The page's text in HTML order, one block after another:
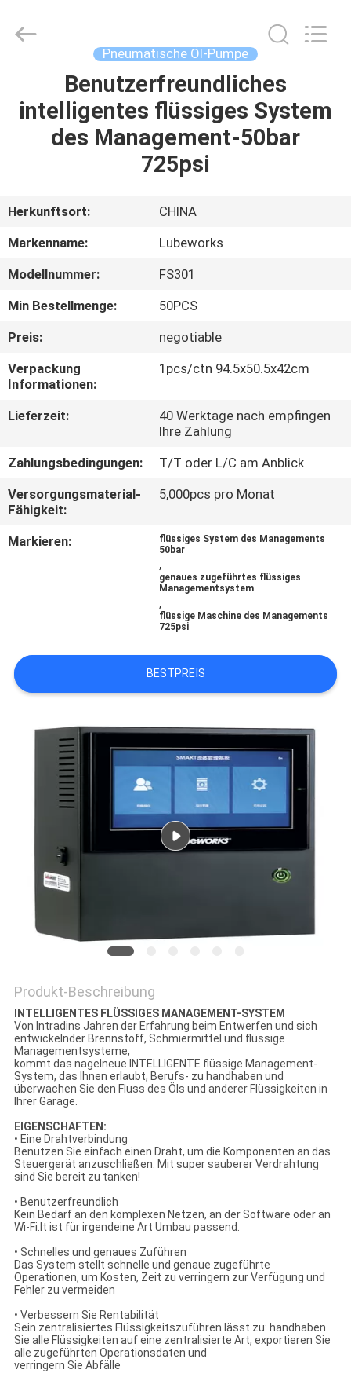
PRODUKTE
ÜBER
FABRIK-
TOUR
QUALITÄTSKONTROLLE
UNS
NACHRICHTEN
AN
SITEMAP
PRIVACY
POLICY
Pneumatische Öl-Pumpe
Benutzerfreundliches
intelligentes flüssiges System
des Management-50bar
725psi
Herkunftsort:
CHINA
Markenname:
Lubeworks
Modellnummer:
FS301
Min Bestellmenge:
50PCS
Preis:
negotiable
Verpackung
Informationen:
1pcs/ctn 94.5x50.5x42cm
Lieferzeit:
40 Werktage nach empfingen
Ihre Zahlung
Zahlungsbedingungen:
T/T oder L/C am Anblick
Versorgungsmaterial-
Fähigkeit:
5,000pcs pro Monat
Markieren:
flüssiges System des Managements
50bar
,
genaues zugeführtes flüssiges
Managementsystem
,
flüssige Maschine des Managements
725psi
BESTPREIS
Produkt-Beschreibung
INTELLIGENTES FLÜSSIGES MANAGEMENT-SYSTEM
Von Intradins Jahren der Erfahrung beim Entwerfen und sich
entwickelnder Brennstoff, Schmiermittel und flüssige
Managementsysteme,
kommt das nagelneue INTELLIGENTE flüssige Management-
System, das Ihnen erlaubt, Berufs- zu handhaben und
überwachen Sie den Fluss des Öls und anderer Flüssigkeiten in
Ihrer Garage.
EIGENSCHAFTEN:
• Eine Drahtverbindung
Benutzen Sie einfach einen Draht, um die Komponenten an das
Steuergerät anzuschließen. Mit super sauberer Verdrahtung
sind Sie bereit zu tanken!
• Benutzerfreundlich
Kein Bedarf an den komplexen Netzen, an der Software oder an
Wi-Fi.It ist für irgendeine Art Umbau passend.
• Schnelles und genaues Zuführen
Das System stellt schnelle und genaue zugeführte
Operationen, um Kosten, Zeit zu verringern zur Verfügung und
Fehler zu vermeiden
• Verbessern Sie Rentabilität
Sein zentralisiertes Flüssigkeitszuführen lässt zu: handhaben
Sie alle Flüssigkeiten auf eine zentralisierte Art, exportieren Sie
alle zugeführten Operationsdaten und
verringern Sie Abfälle